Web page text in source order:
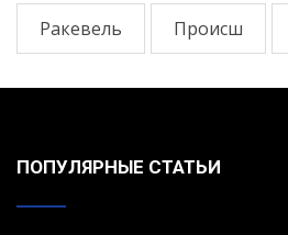
Ракевель Происш
ПОПУЛЯРНЫЕ СТАТЬИ